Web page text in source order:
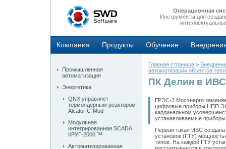
Операционная
Инструменты для
Компания Продукты Обучение
Промышленная
автоматизация
Энергетика
QNX управляет
термоядерным реактором
Alcator C-Mod
Модульная
интегрированная SCADA
КРУГ-2000 ™
Автоматизированная
Главная страница >
автоматизации объектов
ПК Делин в
ГРЭС-3 Мосэнерго
цифровые приборы НПП
кардинальном
устанавливаемые
Первая такая ИВС
установок (ГТУ)
типов. На каждой ГТУ